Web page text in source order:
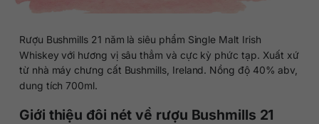
Rượu Bushmills 21 năm là siêu phẩm Single Malt Irish
Whiskey với hương vị sâu thẳm và cực kỳ phức tạp. Xuất xứ
từ nhà máy chưng cất Bushmills, Ireland. Nồng độ 40% abv,
dung tích 700ml.
Giới thiệu đôi nét về rượu Bushmills 21